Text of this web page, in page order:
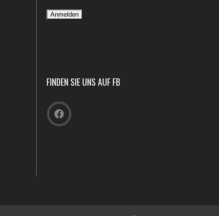
FINDEN SIE UNS AUF FB